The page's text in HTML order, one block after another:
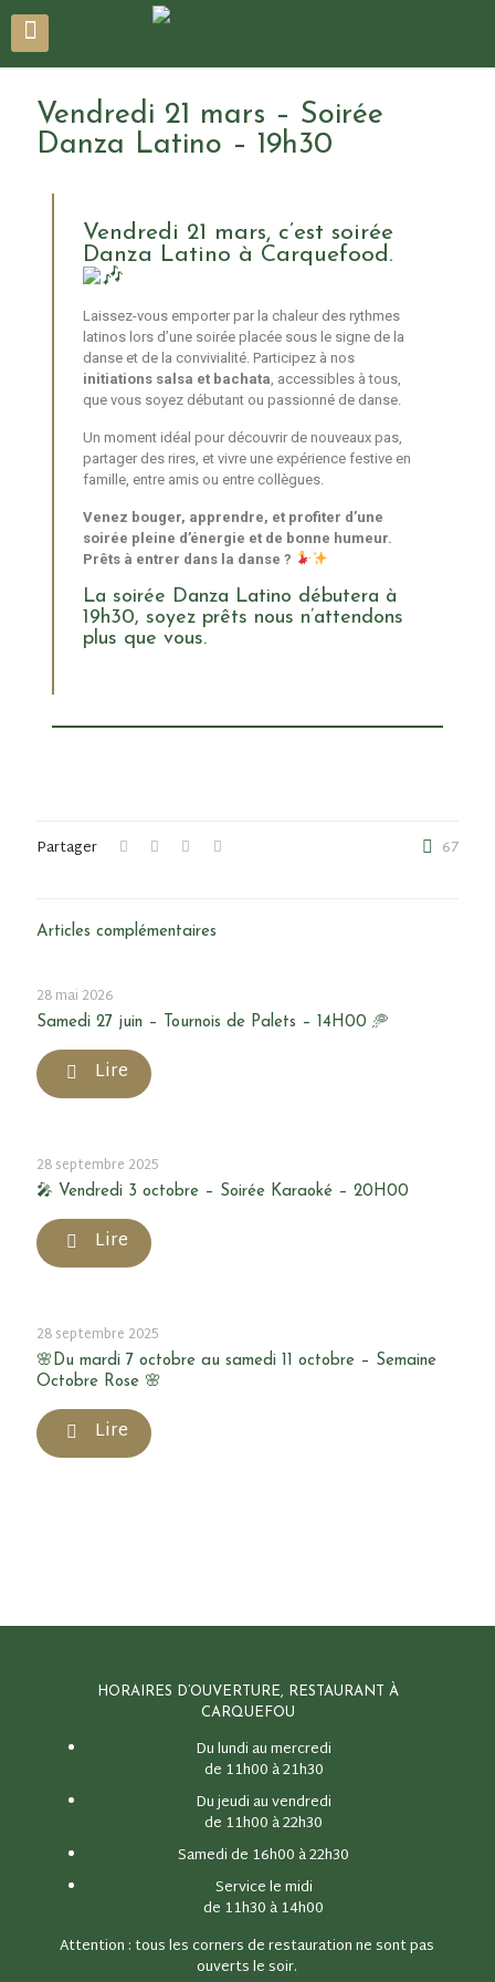
Vendredi 21 mars – Soirée
Danza Latino – 19h30
Vendredi 21 mars, c’est soirée
Danza Latino à Carquefood.
Laissez-vous emporter par la chaleur des rythmes
latinos lors d’une soirée placée sous le signe de la
danse et de la convivialité. Participez à nos
initiations salsa et bachata, accessibles à tous,
que vous soyez débutant ou passionné de danse.
Un moment idéal pour découvrir de nouveaux pas,
partager des rires, et vivre une expérience festive en
famille, entre amis ou entre collègues.
Venez bouger, apprendre, et profiter d’une
soirée pleine d’énergie et de bonne humeur.
Prêts à entrer dans la danse ?
La soirée Danza Latino débutera à
19h30, soyez prêts nous n’attendons
plus que vous.
Partager 67
Articles complémentaires
28 mai 2026
Samedi 27 juin – Tournois de Palets – 14H00 🥏
Lire
28 septembre 2025
🎤 Vendredi 3 octobre – Soirée Karaoké – 20H00
Lire
28 septembre 2025
🌸Du mardi 7 octobre au samedi 11 octobre – Semaine
Octobre Rose 🌸
Lire
HORAIRES D’OUVERTURE, RESTAURANT À
CARQUEFOU
Du lundi au mercredi
de 11h00 à 21h30
Du jeudi au vendredi
de 11h00 à 22h30
Samedi de 16h00 à 22h30
Service le midi
de 11h30 à 14h00
Attention : tous les corners de restauration ne sont pas
ouverts le soir.